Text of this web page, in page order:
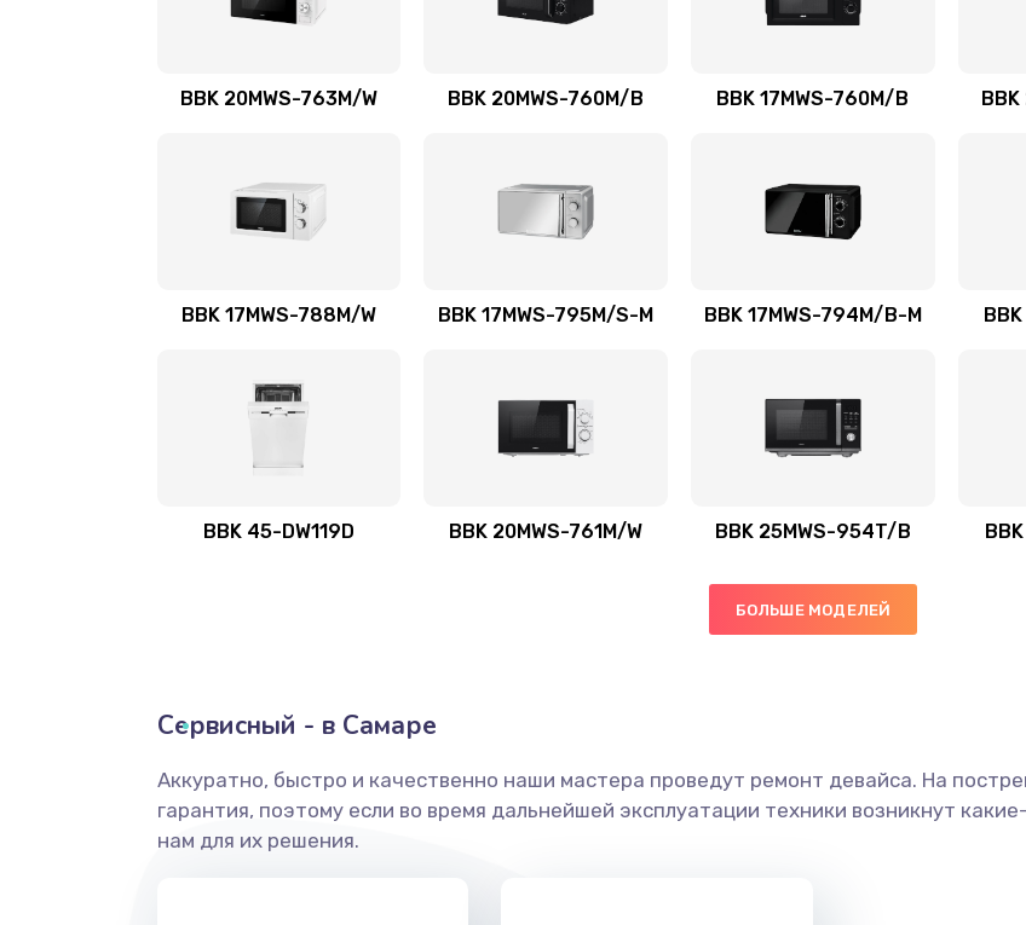
BBK 20MWS-763M/W BBK 20MWS-760M/B BBK 17MWS-760M/B
BBK 17MWS-788M/W BBK 17MWS-795M/S-M BBK 17MWS-794M/B-M
BBK 45-DW119D BBK 20MWS-761M/W BBK 25MWS-954T/B
БОЛЬШЕ МОДЕЛЕЙ
Сервисный - в Самаре
Аккуратно, быстро и качественно наши мастера проведут ремонт девайса. На
гарантия, поэтому если во время дальнейшей эксплуатации техники возникнут
нам для их решения.